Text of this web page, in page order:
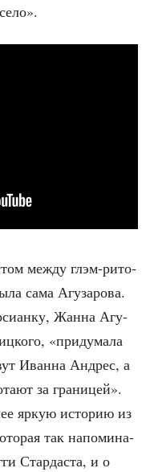
меж­ду глэм-рито­
сама Агу­за­ро­ва.
Жан­на Агу­
«при­ду­ма­ла
Иван­на Андрес, а
за гра­ни­цей».
яркую исто­рию из
так напо­ми­на­
Стар­да­ста, и о